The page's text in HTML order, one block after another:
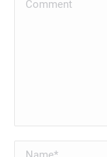
Name *